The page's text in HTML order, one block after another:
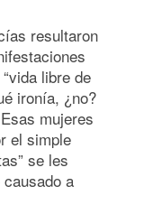
resultaron
libre de
ironía, ¿no?
mujeres
el simple
se les
a